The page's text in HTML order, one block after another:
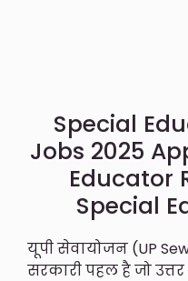
Special
Jobs 2025
Educator
Special
यूपी सेवायोजन (UP
सरकारी पहल है जो